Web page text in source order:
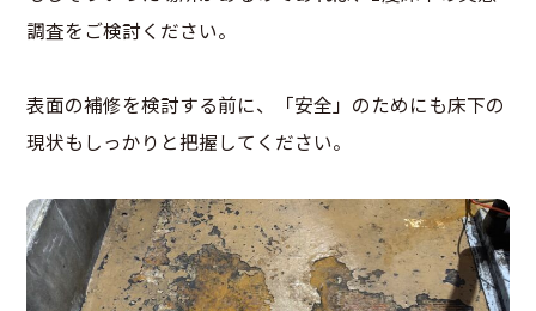
調査をご検討ください。
表面の補修を検討する前に、「安全」のためにも床下の
現状もしっかりと把握してください。